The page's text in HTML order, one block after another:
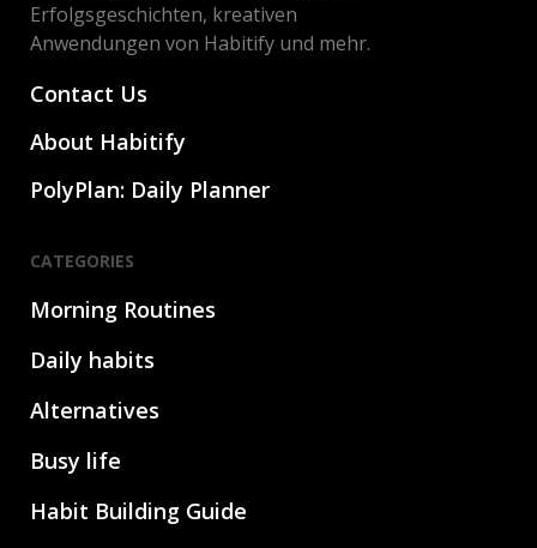
Erfolgsgeschichten, kreativen
Anwendungen von Habitify und mehr.
Contact Us
About Habitify
PolyPlan: Daily Planner
CATEGORIES
Morning Routines
Daily habits
Alternatives
Busy life
Habit Building Guide